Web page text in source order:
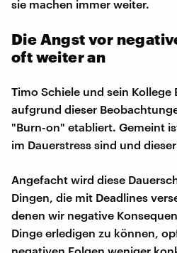
sie machen immer weiter.
Die Angst vor
oft weiter an
Timo Schiele und sein Kollege
aufgrund dieser
"Burn-on" etabliert. Gemeint
im Dauerstress sind und
Angefacht wird diese
Dingen, die mit Deadlines
denen wir negative
Dinge erledigen zu können,